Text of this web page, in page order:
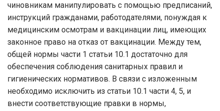
чиновникам манипулировать с помощью предписаний,
инструкций гражданами, работодателями, понуждая к
медицинским осмотрам и вакцинации лиц, имеющих
законное право на отказ от вакцинации. Между тем,
общей нормы части 1 статьи 10.1 достаточно для
обеспечения соблюдения санитарных правил и
гигиенических нормативов. В связи с изложенным
необходимо исключить из статьи 10.1 части 4, 5, и
внести соответствующие правки в нормы,